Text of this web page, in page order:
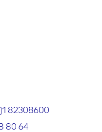
82308600
80 64